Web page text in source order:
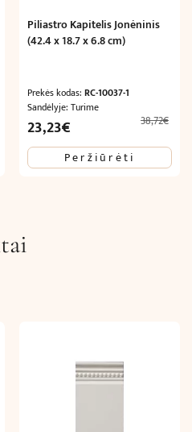
Piliastro Kapitelis Jonėninis
(42.4 x 18.7 x 6.8 cm)
Prekės kodas:RC-10037-1
Sandėlyje: Turime
38,72€
Original
price
was:
23,23€
price
is:
Peržiūrėti